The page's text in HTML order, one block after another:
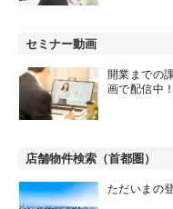
セミナー動画
開業までの
画で配信中！
店舗物件検索（首都圏）
ただいまの